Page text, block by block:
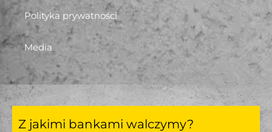
Polityka prywatności
Media
Z jakimi bankami walczymy?